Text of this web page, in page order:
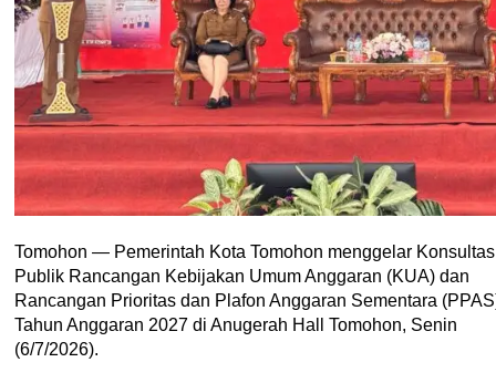
Tomohon — Pemerintah Kota Tomohon menggelar
Publik Rancangan Kebijakan Umum Anggaran (KUA) dan
Rancangan Prioritas dan Plafon Anggaran Sementara
Tahun Anggaran 2027 di Anugerah Hall Tomohon, Senin
(6/7/2026).